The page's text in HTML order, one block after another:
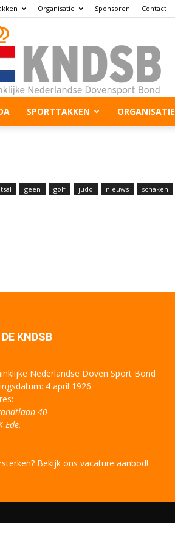
Organisatie Sponsoren Contact
SPORTTAKKEN ORGANISATIE
geen golf judo nieuws
schaken
KNDSB
Nederlandse Doven Sport Bond
4 april 1926
40
Ede.
Bekijk ons vacature aanbod!